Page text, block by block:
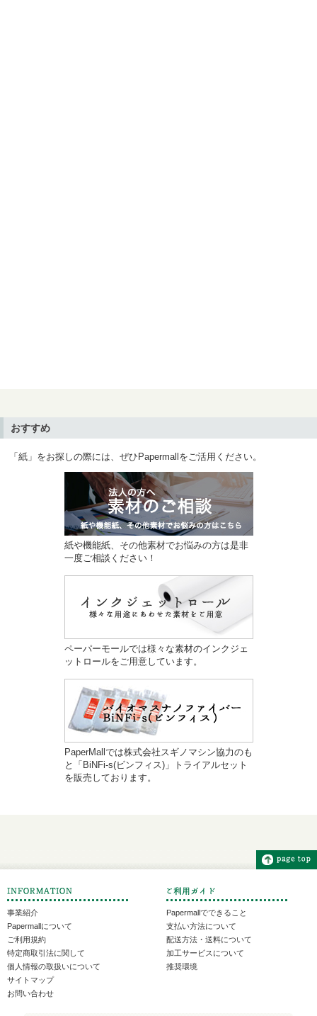
おすすめ
「紙」をお探しの際には、ぜひPapermallをご活用ください。
紙や機能紙、その他素材でお悩みの方は是非
一度ご相談ください！
ペーパーモールでは様々な素材のインクジェ
ットロールをご用意しています。
PaperMallでは株式会社スギノマシン協力のも
と「BiNFi-s(ビンフィス)」トライアルセット
を販売しております。
事業紹介
Papermallについて
ご利用規約
特定商取引法に関して
個人情報の取扱いについて
サイトマップ
お問い合わせ
Papermallでできること
支払い方法について
配送方法・送料について
加工サービスについて
推奨環境